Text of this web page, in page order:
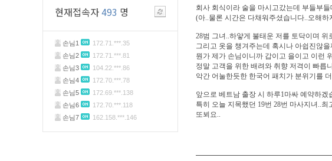
현재접속자493 명
회사 회식이라 술을 마시고갔는데 부들부
(아..물론 시간은 다채워주셨습니다..오해
28범 그녀..하얗게 불태운 저를 토닥이며 위
그리고 옷을 챙겨주는데 혹시나 아쉽진않
뭔가 제가 손님이니까 갑이고 을이고 이런
정말 고객을 위한 배려와 취향 저격이 빠릅
악간 어눌한듯한 한국어 패치가 분위기를
앞으로 베트남 출장 시 하루1마싸 예약하겠
특히 오늘 지목했던 19번 28번 마사지녀..
또뵈요..